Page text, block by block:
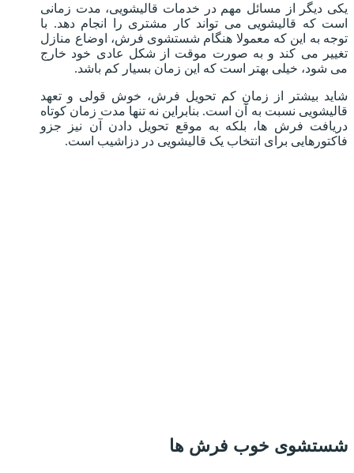
یکی دیگر از مسائل مهم در خدمات قالیشویی، مدت زمانی
است که قالیشویی می تواند کار مشتری را انجام دهد. با
توجه به این که معمولا هنگام شستشوی فرش، اوضاع منازل
تغییر می کند و به صورت موقت از شکل عادی خود خارج
می شود، خیلی بهتر است که این زمان بسیار کم باشد.
شاید بیشتر از زمانِ کم تحویل فرش، خوش قولی و تعهد
قالیشویی نسبت به آن است. بنابراین نه تنها مدت زمان کوتاه
دریافت فرش ها، بلکه به موقع تحویل دادن آن نیز جزو
فاکتورهایی برای انتخاب یک قالیشویی در دزاشیب است.
شستشوی خوب فرش ها